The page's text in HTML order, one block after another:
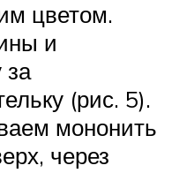
цветом.
и
за
(рис. 5).
мононить
через